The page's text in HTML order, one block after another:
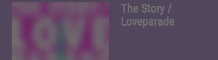
The Story /
Loveparade